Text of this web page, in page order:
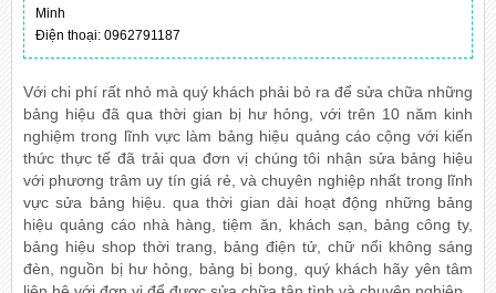
Minh
Điện thoại: 0962791187
Với chi phí rất nhỏ mà quý khách phải bỏ ra để sửa chữa những
bảng hiệu đã qua thời gian bị hư hỏng, với trên 10 năm kinh
nghiệm trong lĩnh vực làm bảng hiệu quảng cáo cộng với kiến
thức thực tế đã trải qua đơn vị chúng tôi nhận sửa bảng hiệu
với phương trâm uy tín giá rẻ, và chuyên nghiệp nhất trong lĩnh
vực sửa bảng hiệu. qua thời gian dài hoạt động những bảng
hiệu quảng cáo nhà hàng, tiệm ăn, khách sạn, bảng công ty,
bảng hiệu shop thời trang, bảng điện tử, chữ nổi không sáng
đèn, nguồn bị hư hỏng, bảng bị bong, quý khách hãy yên tâm